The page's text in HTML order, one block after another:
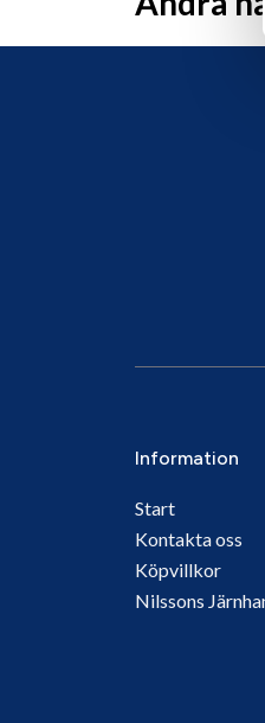
Information
Start
Kontakta oss
Köpvillkor
Nilssons